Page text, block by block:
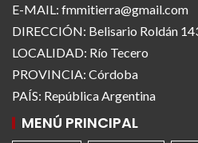
E-MAIL: fmmitierra@gmail.com
DIRECCIÓN: Belisario Roldán
LOCALIDAD: Río Tecero
PROVINCIA: Córdoba
PAÍS: República Argentina
MENÚ PRINCIPAL